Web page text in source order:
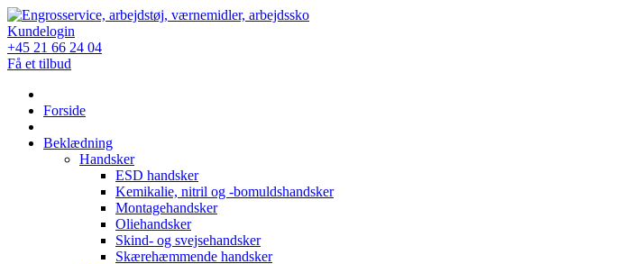
Skip
to
content
Kundelogin
+45 21 66 24 04
Få et tilbud
Forside
Beklædning
Handsker
ESD handsker
Kemikalie, nitril og -bomuldshandsker
Montagehandsker
Oliehandsker
Skind- og svejsehandsker
Skærehæmmende handsker